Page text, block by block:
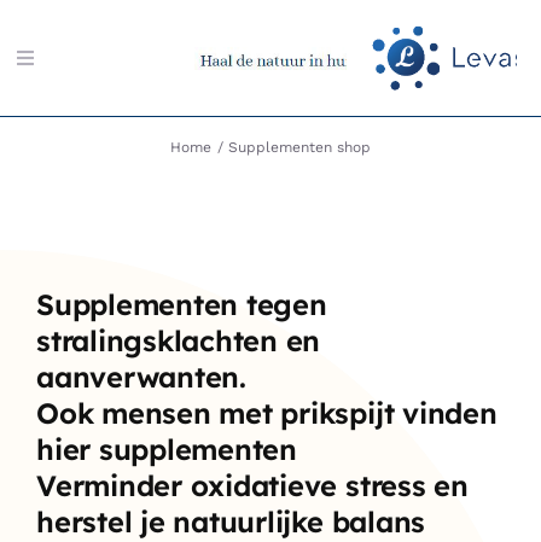
naar
Toggle
Boeken-shop
Memon-shop
Meter-shop
Radiësthesie-shop
Home Supplementen shop
Supplementen tegen
stralingsklachten en
aanverwanten.
Ook mensen met prikspijt vinden
hier supplementen
Verminder oxidatieve stress en
herstel je natuurlijke balans